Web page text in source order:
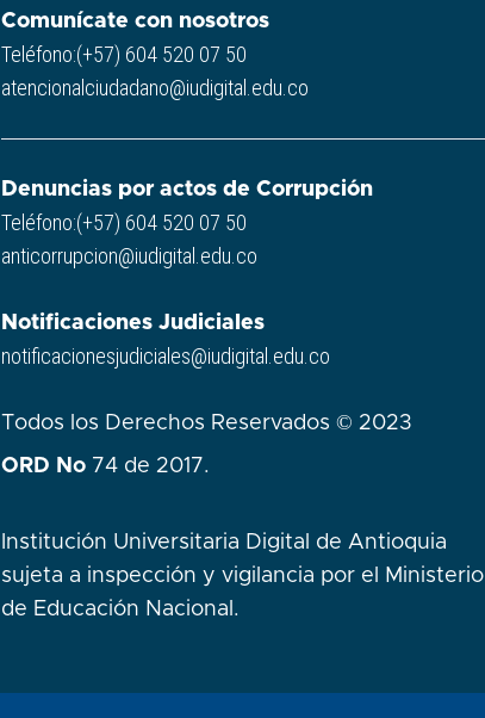
Comunícate con nosotros
Teléfono:(+57) 604 520 07 50
atencionalciudadano@iudigital.edu.co
Denuncias por actos de Corrupción
Teléfono:(+57) 604 520 07 50
anticorrupcion@iudigital.edu.co
Notificaciones Judiciales
notificacionesjudiciales@iudigital.edu.co
Todos los Derechos Reservados © 2023
ORD No 74 de 2017.
Institución Universitaria Digital de Antioquia
sujeta a inspección y vigilancia por el Ministerio
de Educación Nacional.